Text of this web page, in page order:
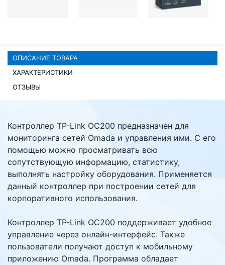
ОПИСАНИЕ ТОВАРА
ХАРАКТЕРИСТИКИ
ОТЗЫВЫ
Контроллер TP-Link OC200 предназначен для
мониторинга сетей Omada и управления ими. С его
помощью можно просматривать всю
сопутствующую информацию, статистику,
выполнять настройку оборудования. Применяется
данный контроллер при построении сетей для
корпоративного использования.
Контроллер TP-Link OC200 поддерживает удобное
управление через онлайн-интерфейс. Также
пользователи получают доступ к мобильному
приложению Omada. Программа обладает